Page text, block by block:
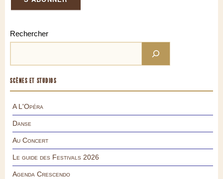
Rechercher
SCÈNES ET STUDIOS
A L'Opéra
Danse
Au Concert
Le guide des Festivals 2026
Agenda Crescendo